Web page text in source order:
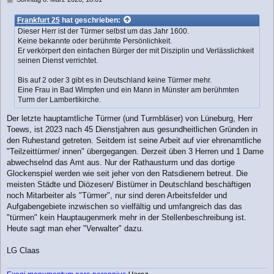
i
t
Frankfurt 25hat geschrieben:
Dieser Herr ist der Türmer selbst um das Jahr 1600.
Keine bekannte oder berühmte Persönlichkeit.
Er verkörpert den einfachen Bürger der mit Disziplin und Verlässlichkeit
seinen Dienst verrichtet.
Bis auf 2 oder 3 gibt es in Deutschland keine Türmer mehr.
Eine Frau in Bad Wimpfen und ein Mann in Münster am berühmten
Turm der Lambertikirche.
Der letzte hauptamtliche Türmer (und Turmbläser) von Lüneburg, Herr
Toews, ist 2023 nach 45 Dienstjahren aus gesundheitlichen Gründen in
den Ruhestand getreten. Seitdem ist seine Arbeit auf vier ehrenamtliche
"Teilzeittürmer/ innen" übergegangen. Derzeit üben 3 Herren und 1 Dame
abwechselnd das Amt aus. Nur der Rathausturm und das dortige
Glockenspiel werden wie seit jeher von den Ratsdienern betreut. Die
meisten Städte und Diözesen/ Bistümer in Deutschland beschäftigen
noch Mitarbeiter als "Türmer", nur sind deren Arbeitsfelder und
Aufgabengebiete inzwischen so vielfältig und umfangreich das das
"türmen" kein Hauptaugenmerk mehr in der Stellenbeschreibung ist.
Heute sagt man eher "Verwalter" dazu.
LG Claas